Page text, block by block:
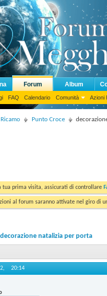
Forum
FAQ Calendario Comunità Azioni
Album
Ricamo Punto Croce
tua prima visita, assicurati di controllare
al forum saranno attivate nel giro di
decorazione natalizia per porta
20:14